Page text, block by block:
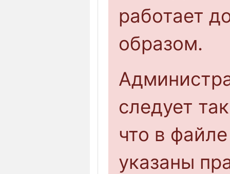
работает
образом.
следует
что в
указаны